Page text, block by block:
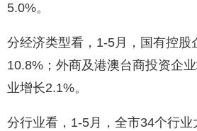
5.0%。
分经济类型看，1-5月，国有控股
10.8%；外商及港澳台商投资企
业增长2.1%。
分行业看，1-5月，全市34个行